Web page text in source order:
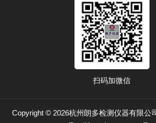
扫码加微信
Copyright © 2026杭州朗多检测仪器有限